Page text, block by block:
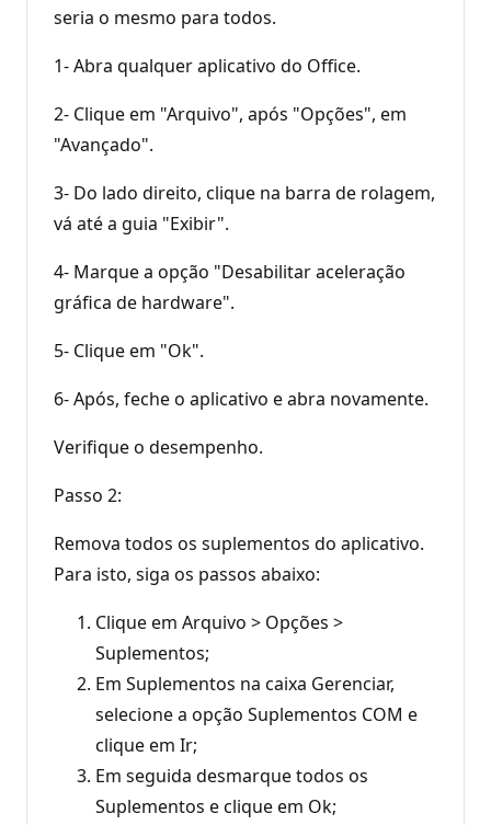
seria o mesmo para todos.
1- Abra qualquer aplicativo do Office.
2- Clique em "Arquivo", após "Opções", em
"Avançado".
3- Do lado direito, clique na barra de rolagem,
vá até a guia "Exibir".
4- Marque a opção "Desabilitar aceleração
gráfica de hardware".
5- Clique em "Ok".
6- Após, feche o aplicativo e abra novamente.
Verifique o desempenho.
Passo 2:
Remova todos os suplementos do aplicativo.
Para isto, siga os passos abaixo:
Clique em Arquivo > Opções >
Suplementos;
Em Suplementos na caixa Gerenciar,
selecione a opção Suplementos COM e
clique em Ir;
Em seguida desmarque todos os
Suplementos e clique em Ok;